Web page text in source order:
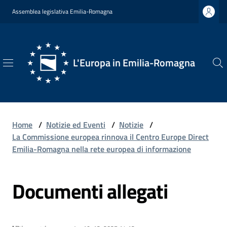
Vai al contenuto
Vai alla navigazione
Vai al footer
Assemblea legislativa Emilia-Romagna
L'Europa in Emilia-Romagna
L'Europa
Romagna
Siamo
Home / Notizie ed Eventi / Notizie /
La Commissione europea rinnova il Centro Europe Direct
Emilia-Romagna nella rete europea di informazione
Documenti allegati